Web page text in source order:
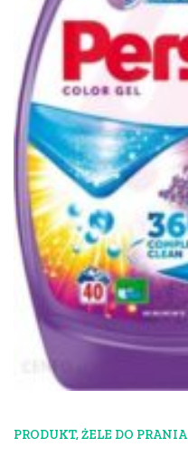
PRODUKT,ŻELE DO PRANIA